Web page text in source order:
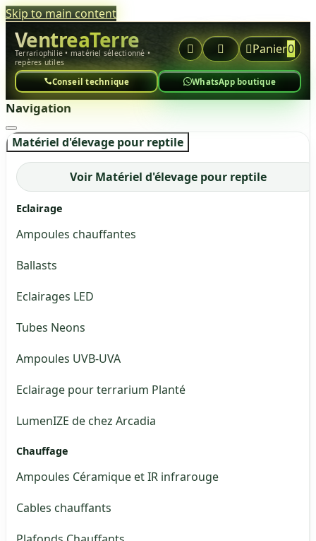
Skip to main content
VentreaTerre
Terrariophilie • matériel sélectionné •
repères utiles
  Panier0
Conseil technique WhatsApp boutique
Navigation
Matériel d'élevage pour reptile
Voir Matériel d'élevage pour reptile
Eclairage
Ampoules chauffantes
Ballasts
Eclairages LED
Tubes Neons
Ampoules UVB-UVA
Eclairage pour terrarium Planté
LumenIZE de chez Arcadia
Chauffage
Ampoules Céramique et IR infrarouge
Cables chauffants